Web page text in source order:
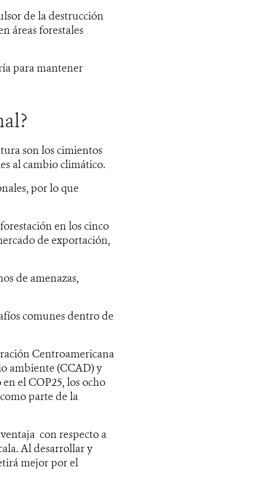
de la destrucción
áreas forestales
para mantener
son los cimientos
al cambio climático.
por lo que
en los cinco
de exportación,
de amenazas,
comunes dentro de
Centroamericana
ambiente (CCAD) y
el COP25, los ocho
parte de la
con respecto a
Al desarrollar y
mejor por el